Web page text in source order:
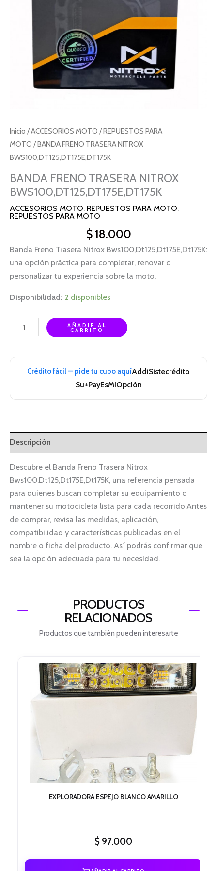
Inicio /ACCESORIOS MOTO /REPUESTOS PARA
MOTO / BANDA FRENO TRASERA NITROX
BWS100,DT125,DT175E,DT175K
BANDA FRENO TRASERA NITROX
BWS100,DT125,DT175E,DT175K
ACCESORIOS MOTO, REPUESTOS PARA MOTO,
REPUESTOS PARA MOTO
$18.000
Banda Freno Trasera Nitrox Bws100,Dt125,Dt175E,Dt175K:
una opción práctica para completar, renovar o
personalizar tu experiencia sobre la moto.
Disponibilidad: 2 disponibles
AÑADIR AL
CARRITO
Crédito fácil — pide tu cupo aquíAddiSistecrédito
Su+PayEsMiOpción
Descripción
Descubre el Banda Freno Trasera Nitrox
Bws100,Dt125,Dt175E,Dt175K, una referencia pensada
para quienes buscan completar su equipamiento o
mantener su motocicleta lista para cada recorrido.Antes
de comprar, revisa las medidas, aplicación,
compatibilidad y características publicadas en el
nombre o ficha del producto. Así podrás confirmar que
sea la opción adecuada para tu necesidad.
PRODUCTOS
RELACIONADOS
Productos que también pueden interesarte
EXPLORADORA ESPEJO BLANCO AMARILLO
$ 97.000